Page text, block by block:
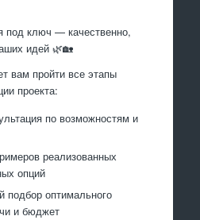
под ключ — качественно,
идей 🌿🏡
вам пройти все этапы
проекта:
по возможностям и
реализованных
опций
оптимального
и бюджет